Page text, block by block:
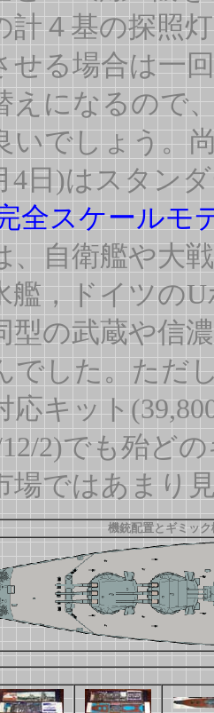
計４基の探照
せる場合は一
えになるので
いでしょう。
4日)はスタン
全スケールモ
、自衛艦や大
艦，ドイツの
型の武蔵や信
でした。ただ
応キット
12/2)でも殆ど
場ではあまり
機銃配置とギミッ